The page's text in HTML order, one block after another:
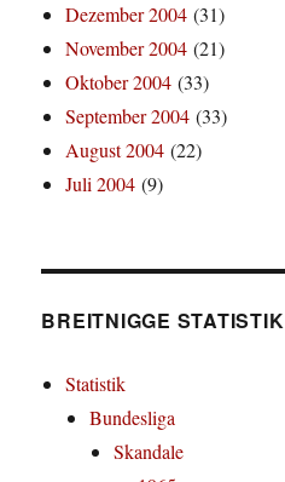
Dezember 2004 (31)
November 2004 (21)
Oktober 2004 (33)
September 2004 (33)
August 2004 (22)
Juli 2004 (9)
BREITNIGGE STATISTIK
Statistik
Bundesliga
Skandale